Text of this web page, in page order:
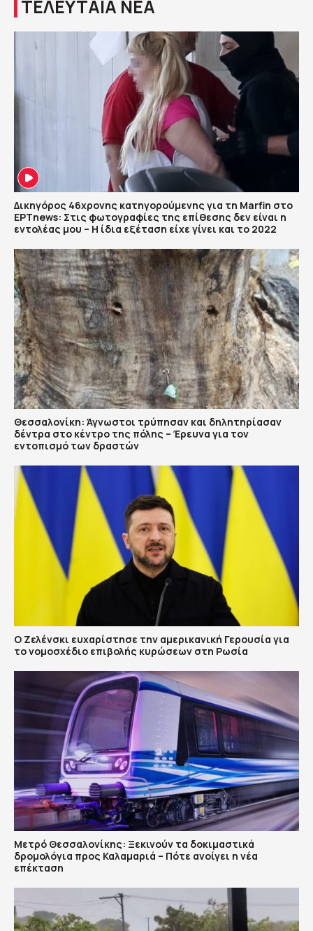
ΤΕΛΕΥΤΑΙΑ ΝΕΑ
Δικηγόρος 46χρονης κατηγορούμενης για τη Marfin στο
ΕΡΤnews: Στις φωτογραφίες της επίθεσης δεν είναι η
εντολέας μου – Η ίδια εξέταση είχε γίνει και το 2022
Θεσσαλονίκη: Άγνωστοι τρύπησαν και δηλητηρίασαν
δέντρα στο κέντρο της πόλης – Έρευνα για τον
εντοπισμό των δραστών
Ο Ζελένσκι ευχαρίστησε την αμερικανική Γερουσία για
το νομοσχέδιο επιβολής κυρώσεων στη Ρωσία
Μετρό Θεσσαλονίκης: Ξεκινούν τα δοκιμαστικά
δρομολόγια προς Καλαμαριά – Πότε ανοίγει η νέα
επέκταση